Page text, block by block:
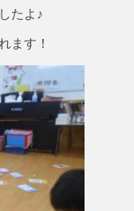
たよ♪
ます！